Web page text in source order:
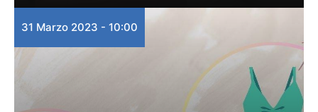
31 Marzo 2023 - 10:00